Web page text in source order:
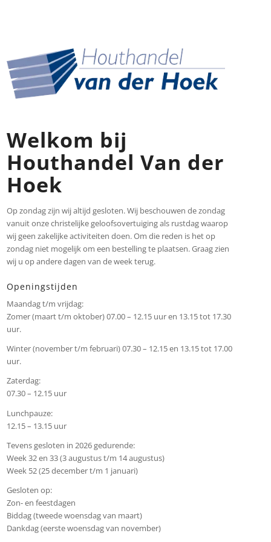
Welkom bij
Houthandel Van der
Hoek
Op zondag zijn wij altijd gesloten. Wij beschouwen de zondag
vanuit onze christelijke geloofsovertuiging als rustdag waarop
wij geen zakelijke activiteiten doen. Om die reden is het op
zondag niet mogelijk om een bestelling te plaatsen. Graag zien
wij u op andere dagen van de week terug.
Openingstijden
Maandag t/m vrijdag:
Zomer (maart t/m oktober) 07.00 – 12.15 uur en 13.15 tot 17.30
uur.
Winter (november t/m februari) 07.30 – 12.15 en 13.15 tot 17.00
uur.
Zaterdag:
07.30 – 12.15 uur
Lunchpauze:
12.15 – 13.15 uur
Tevens gesloten in 2026 gedurende:
Week 32 en 33 (3 augustus t/m 14 augustus)
Week 52 (25 december t/m 1 januari)
Gesloten op:
Zon- en feestdagen
Biddag (tweede woensdag van maart)
Dankdag (eerste woensdag van november)